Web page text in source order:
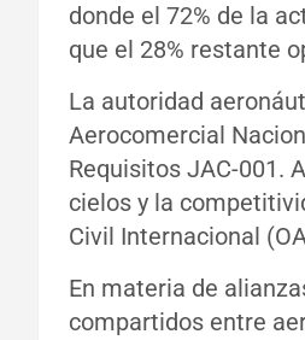
donde el 72% de la
que el 28% restante
La autoridad
Aerocomercial
Requisitos JAC-001.
cielos y la
Civil Internacional
En materia de
compartidos entre